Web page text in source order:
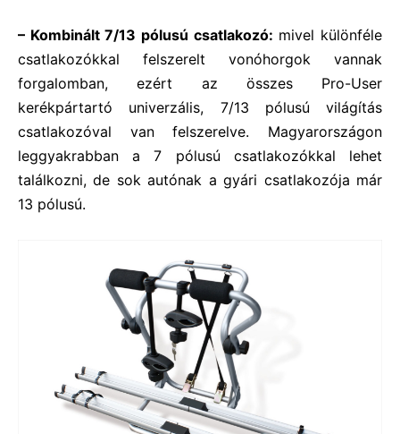
– Kombinált 7/13 pólusú csatlakozó: mivel különféle
csatlakozókkal felszerelt vonóhorgok vannak
forgalomban, ezért az összes Pro-User
kerékpártartó univerzális, 7/13 pólusú világítás
csatlakozóval van felszerelve. Magyarországon
leggyakrabban a 7 pólusú csatlakozókkal lehet
találkozni, de sok autónak a gyári csatlakozója már
13 pólusú.